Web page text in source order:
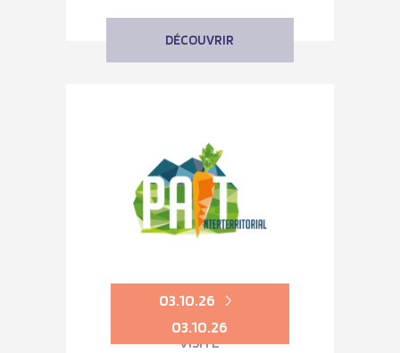
DÉCOUVRIR
03.10.26
03.10.26
VISITE